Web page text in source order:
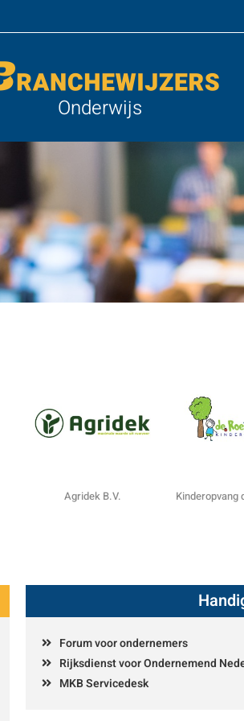
Onderwijs
Agridek B.V. Kinderopvang
Forum voor ondernemers
Rijksdienst voor Ondernemend
MKB Servicedesk